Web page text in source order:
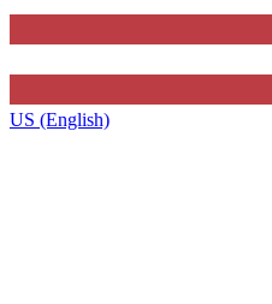
US (English)